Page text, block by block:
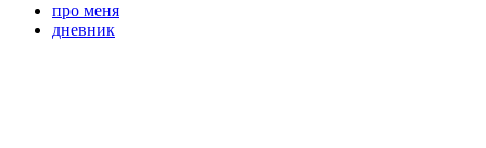
про меня
дневник